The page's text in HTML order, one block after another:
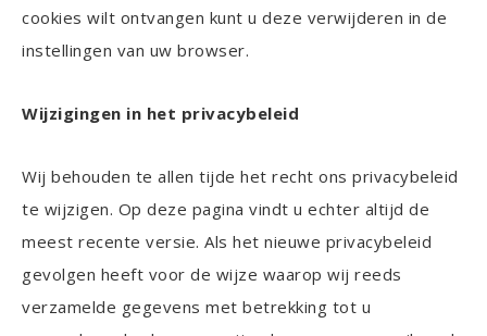
cookies wilt ontvangen kunt u deze verwijderen in de
instellingen van uw browser.
Wijzigingen in het privacybeleid
Wij behouden te allen tijde het recht ons privacybeleid
te wijzigen. Op deze pagina vindt u echter altijd de
meest recente versie. Als het nieuwe privacybeleid
gevolgen heeft voor de wijze waarop wij reeds
verzamelde gegevens met betrekking tot u